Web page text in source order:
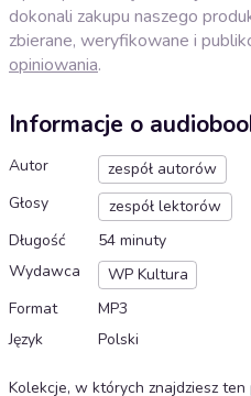
dokonali zakupu naszego
zbierane, weryfikowane i
opiniowania.
Informacje o
Autor
zespół autorów
Głosy
zespół lektorów
Długość
54 minuty
Wydawca
WP Kultura
Format
MP3
Język
Polski
Kolekcje, w których znajdziesz